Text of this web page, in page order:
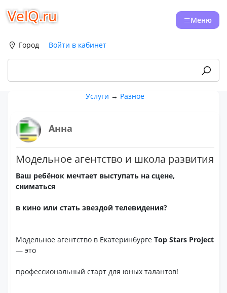
VelQ.ru Меню
Город Войти в кабинет
Услуги → Разное
Анна
Модельное агентство и школа развития
Ваш ребёнок мечтает выступать на сцене,
сниматься
в кино или стать звездой телевидения?
Модельное агентство в ЕкатеринбургеTop Stars Project
— это
профессиональный старт для юных талантов!